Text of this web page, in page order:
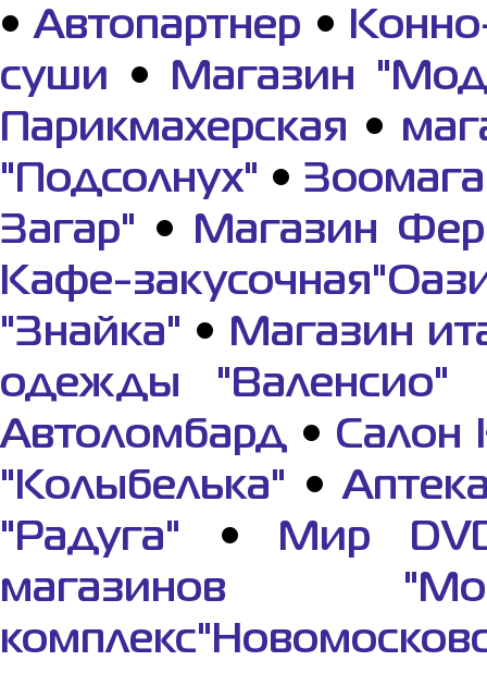
•Автопартнер •
суши •
Магазин
Парикмахерская •
"Подсолнух" •
Загар" •
Магазин
Кафе-
"Знайка" •
Магазин
одежды "Валенсио"
Автоломбард • Салон
"Колыбелька" •
"Радуга" •
Мир
магазинов